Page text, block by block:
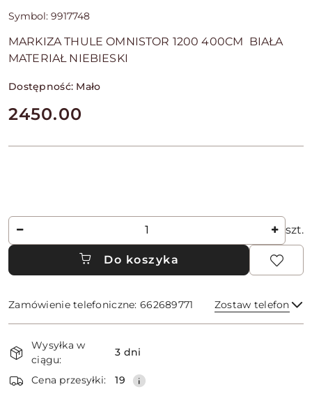
Symbol: 9917748
MARKIZA THULE OMNISTOR 1200 400CM BIAŁA
MATERIAŁ NIEBIESKI
Dostępność: Mało
cena:
2450.00
Ilość szt.
Do koszyka
Zamówienie telefoniczne: 662689771 Zostaw telefon
Dostępność
i
dostawa
Wysyłka w
ciągu:
3 dni
Cena przesyłki: 19